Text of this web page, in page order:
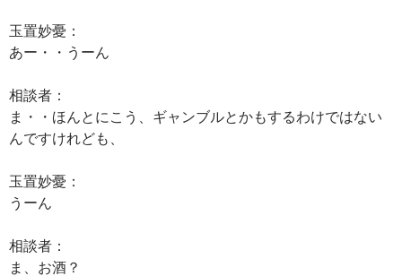
玉置妙憂：
あー・・うーん
相談者：
ま・・ほんとにこう、ギャンブルとかもするわけではない
んですけれども、
玉置妙憂：
うーん
相談者：
ま、お酒？